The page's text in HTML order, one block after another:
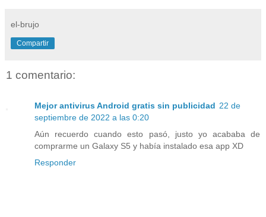
el-brujo
Compartir
1 comentario:
Mejor antivirus Android gratis sin publicidad 22 de
septiembre de 2022 a las 0:20
Aún recuerdo cuando esto pasó, justo yo acababa de
comprarme un Galaxy S5 y había instalado esa app XD
Responder